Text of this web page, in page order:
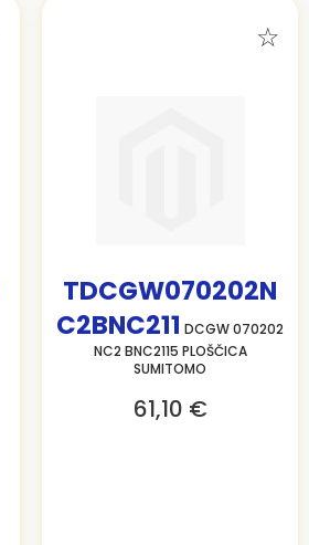
TDCGW070202N
C2BNC211 DCGW 070202
NC2 BNC2115 PLOŠČICA
SUMITOMO
61,10 €